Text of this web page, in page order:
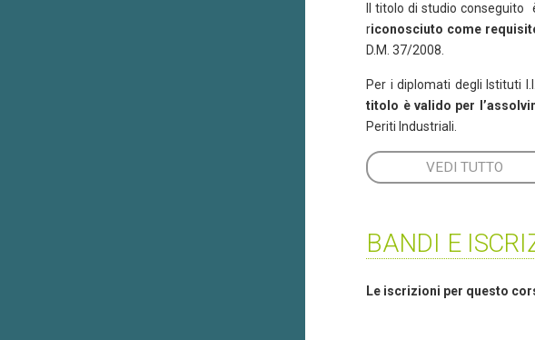
Il titolo di studio conseguito
riconosciuto come
D.M. 37/2008.
Per i diplomati degli Istituti
titolo è valido per
Periti Industriali.
VEDI TUTTO
BANDI E
Le iscrizioni per questo